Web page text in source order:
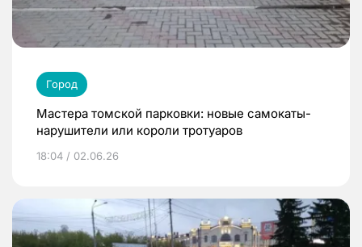
Город
Мастера томской парковки: новые самокаты-
нарушители или короли тротуаров
18:04 / 02.06.26